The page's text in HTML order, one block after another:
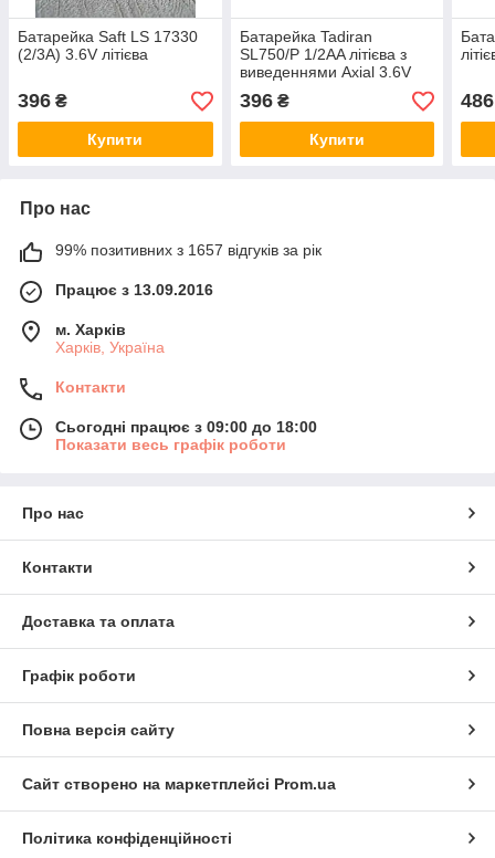
Батарейка Saft LS 17330
(2/3A) 3.6V літієва
396 ₴
Купити
Батарейка Tadiran
SL750/P 1/2AA літієва з
виведеннями Axial 3.6V
396₴
Купити
486
Про нас
99% позитивних з 1657 відгуків за рік
Працює з 13.09.2016
м. Харків
Харків, Україна
Контакти
Сьогодні працює з 09:00 до 18:00
Показати весь графік роботи
Про нас
Контакти
Доставка та оплата
Графік роботи
Повна версія сайту
Сайт створено на маркетплейсі Prom.ua
Політика конфіденційності